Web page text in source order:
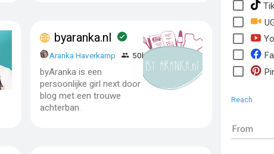
byaranka.nl
Aranka Haverkamp 50k - 150k
byAranka is een
persoonlijke girl next door
blog met een trouwe
achterban.
Reach
From